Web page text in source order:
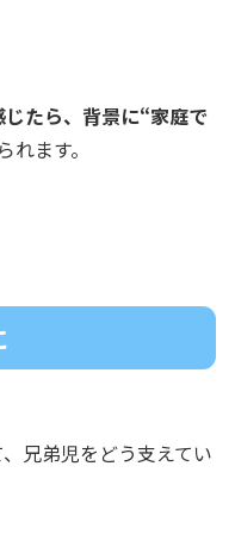
じたら、背景に“家庭で
れます。
兄弟児をどう支えてい